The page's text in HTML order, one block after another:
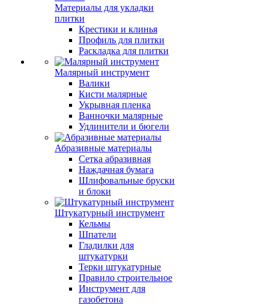
Материалы для укладки
плитки
Крестики и клинья
Профиль для плитки
Раскладка для плитки
Малярный инструмент
Валики
Кисти малярные
Укрывная пленка
Ванночки малярные
Удлинители и бюгели
Абразивные материалы
Сетка абразивная
Наждачная бумага
Шлифовальные бруски
и блоки
Штукатурный инструмент
Кельмы
Шпатели
Гладилки для
штукатурки
Терки штукатурные
Правило строительное
Инструмент для
газобетона